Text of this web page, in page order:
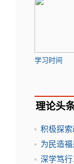
学习时间
理论头
积极探
为民造
深学笃